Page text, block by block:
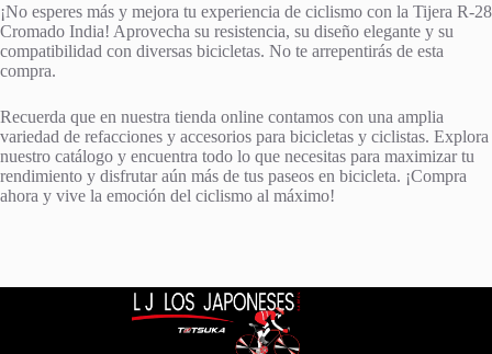
¡No esperes más y mejora tu experiencia de ciclismo con la Tijera R-28
Cromado India! Aprovecha su resistencia, su diseño elegante y su
compatibilidad con diversas bicicletas. No te arrepentirás de esta
compra.
Recuerda que en nuestra tienda online contamos con una amplia
variedad de refacciones y accesorios para bicicletas y ciclistas. Explora
nuestro catálogo y encuentra todo lo que necesitas para maximizar tu
rendimiento y disfrutar aún más de tus paseos en bicicleta. ¡Compra
ahora y vive la emoción del ciclismo al máximo!